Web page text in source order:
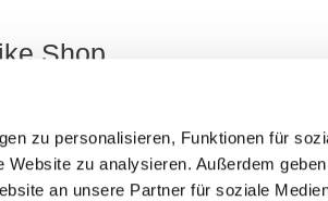
zu personalisieren, Funktionen für
zu analysieren. Außerdem
an unsere Partner für soziale
Shop
in einer Garage in der Kirchstraße im
auf seinen Spitznamen zurück.
geöffnet und samstags vormittags.